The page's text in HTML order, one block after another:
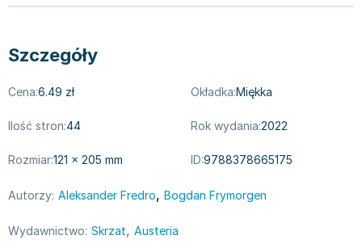
Technologia żywności - książki
Nauka języków obcych - książki
Repetytoria, testy i materiały pomocnicze
Martyna Wojciechowska
Blanka Lipińska
Agatha Christie
Jan Pietrzak
Marcin Kowalczyk
Joanna Jabłczyńska
Jan Piński
Szczegóły
Cena:6.49 zł Okładka:Miękka
Ilość stron:44 Rok wydania:2022
Rozmiar:121 × 205 mm ID:9788378665175
Autorzy: Aleksander Fredro, Bogdan Frymorgen
Wydawnictwo: Skrzat, Austeria